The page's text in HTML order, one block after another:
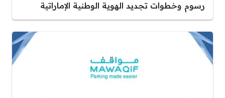
رسوم وخطوات تجديد الهوية الوطنية الإماراتية